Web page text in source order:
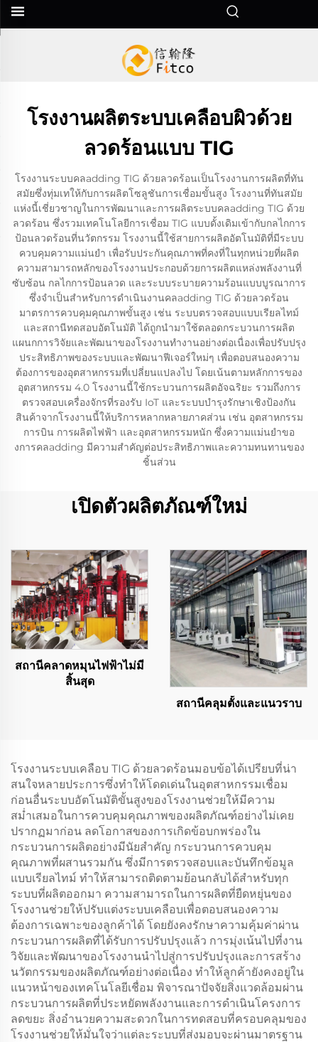
โรงงานผลิตระบบเคลือบผิวด้วย
ลวดร้อนแบบ TIG
โรงงานระบบคลadding TIG ด้วยลวดร้อนเป็นโรงงานการผลิตที่ทัน
สมัยซึ่งทุ่มเทให้กับการผลิตโซลูชันการเชื่อมขั้นสูง โรงงานที่ทันสมัย
แห่งนี้เชี่ยวชาญในการพัฒนาและการผลิตระบบคลadding TIG ด้วย
ลวดร้อน ซึ่งรวมเทคโนโลยีการเชื่อม TIG แบบดั้งเดิมเข้ากับกลไกการ
ป้อนลวดร้อนที่นวัตกรรม โรงงานนี้ใช้สายการผลิตอัตโนมัติที่มีระบบ
ควบคุมความแม่นยำ เพื่อรับประกันคุณภาพที่คงที่ในทุกหน่วยที่ผลิต
ความสามารถหลักของโรงงานประกอบด้วยการผลิตแหล่งพลังงานที่
ซับซ้อน กลไกการป้อนลวด และระบบระบายความร้อนแบบบูรณาการ
ซึ่งจำเป็นสำหรับการดำเนินงานคลadding TIG ด้วยลวดร้อน
มาตรการควบคุมคุณภาพขั้นสูง เช่น ระบบตรวจสอบแบบเรียลไทม์
และสถานีทดสอบอัตโนมัติ ได้ถูกนำมาใช้ตลอดกระบวนการผลิต
แผนกการวิจัยและพัฒนาของโรงงานทำงานอย่างต่อเนื่องเพื่อปรับปรุง
ประสิทธิภาพของระบบและพัฒนาฟีเจอร์ใหม่ๆ เพื่อตอบสนองความ
ต้องการของอุตสาหกรรมที่เปลี่ยนแปลงไป โดยเน้นตามหลักการของ
อุตสาหกรรม 4.0 โรงงานนี้ใช้กระบวนการผลิตอัจฉริยะ รวมถึงการ
ตรวจสอบเครื่องจักรที่รองรับ IoT และระบบบำรุงรักษาเชิงป้องกัน
สินค้าจากโรงงานนี้ให้บริการหลากหลายภาคส่วน เช่น อุตสาหกรรม
การบิน การผลิตไฟฟ้า และอุตสาหกรรมหนัก ซึ่งความแม่นยำขอ
งการคลadding มีความสำคัญต่อประสิทธิภาพและความทนทานของ
ชิ้นส่วน
เปิดตัวผลิตภัณฑ์ใหม่
สถานีคลาดหมุนไฟฟ้าไม่มี
สิ้นสุด
สถานีคลุมตั้งและแนวราบ
โรงงานระบบเคลือบ TIG ด้วยลวดร้อนมอบข้อได้เปรียบที่น่า
สนใจหลายประการซึ่งทำให้โดดเด่นในอุตสาหกรรมเชื่อม
ก่อนอื่นระบบอัตโนมัติขั้นสูงของโรงงานช่วยให้มีความ
สม่ำเสมอในการควบคุมคุณภาพของผลิตภัณฑ์อย่างไม่เคย
ปรากฏมาก่อน ลดโอกาสของการเกิดข้อบกพร่องใน
กระบวนการผลิตอย่างมีนัยสำคัญ กระบวนการควบคุม
คุณภาพที่ผสานรวมกัน ซึ่งมีการตรวจสอบและบันทึกข้อมูล
แบบเรียลไทม์ ทำให้สามารถติดตามย้อนกลับได้สำหรับทุก
ระบบที่ผลิตออกมา ความสามารถในการผลิตที่ยืดหยุ่นของ
โรงงานช่วยให้ปรับแต่งระบบเคลือบเพื่อตอบสนองความ
ต้องการเฉพาะของลูกค้าได้ โดยยังคงรักษาความคุ้มค่าผ่าน
กระบวนการผลิตที่ได้รับการปรับปรุงแล้ว การมุ่งเน้นไปที่งาน
วิจัยและพัฒนาของโรงงานนำไปสู่การปรับปรุงและการสร้าง
นวัตกรรมของผลิตภัณฑ์อย่างต่อเนื่อง ทำให้ลูกค้ายังคงอยู่ใน
แนวหน้าของเทคโนโลยีเชื่อม พิจารณาปัจจัยสิ่งแวดล้อมผ่าน
กระบวนการผลิตที่ประหยัดพลังงานและการดำเนินโครงการ
ลดขยะ สิ่งอำนวยความสะดวกในการทดสอบที่ครอบคลุมของ
โรงงานช่วยให้มั่นใจว่าแต่ละระบบที่ส่งมอบจะผ่านมาตรฐาน